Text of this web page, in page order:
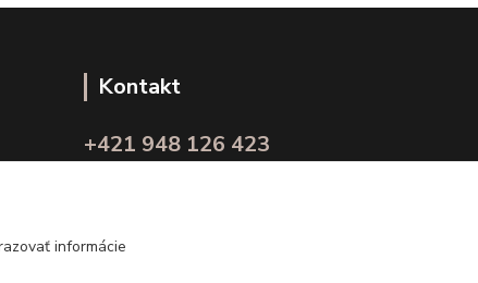
Kontakt
+421 948 126 423
informácie